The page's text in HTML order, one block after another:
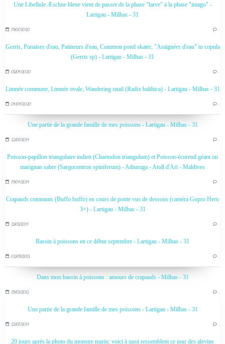
Une Libellule Æschne bleue vient de passer de la phase "larve" à la phase "imago" -
Lartigau - Milhas - 31
19/07/2020 …
Gerris, Punaises d'eau, Patineurs d'eau, Common pond skater, "Araignées d'eau" in copula
(Gerris sp) - Lartigau - Milhas - 31
05/04/2020 …
Limnée commune, Limnée ovale, Wandering snail (Radix balthica) - Lartigau - Milhas - 31
04/04/2020 …
Une partie de la grande famille de mes poissons - Lartigau - Milhas - 31
22/07/2014 …
Poisson-papillon triangulaire indien (Chaetodon triangulum) et Poisson-écureuil géant ou
marignan sabre (Sargocentron spiniferum) - Athuruga - Atoll d'Ari - Maldives
19/04/2014 …
Crapauds communs (Buffo buffo) en cours de ponte vus de dessous (caméra Gopro Hero
3+) - Lartigau - Milhas - 31
23/03/2014 …
Bassin à poissons en ce début septembre - Lartigau - Milhas - 31
02/09/2013 …
Dans mon bassin à poissons : amours de crapauds - Milhas - 31
29/03/2015 …
Une partie de la grande famille de mes poissons - Lartigau - Milhas - 31
22/07/2014 …
20 jours après la photo du monstre marin: voici à quoi ressemblent ce jour des alevins